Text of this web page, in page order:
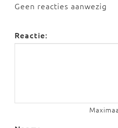
Geen reacties aanwezig
Reactie: